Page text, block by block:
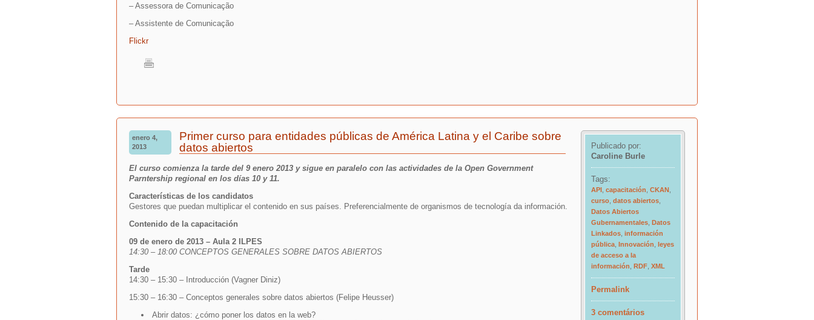
– Assessora de Comunicação
– Assistente de Comunicação
Flickr
enero 4,
2013
Primer curso para entidades públicas de América Latina y el Caribe sobre
datos abiertos
Publicado por:
Caroline Burle
Tags:
API capacitación CKAN
curso datos abiertos
Datos Abiertos
Gubernamentales Datos
Linkados información
pública Innovación leyes
de acceso a la
información RDF XML
Permalink
3 comentários
El curso comienza la tarde del 9 enero 2013 y sigue en paralelo con las actividades de la Open Government
Parntership regional en los días 10 y 11.
Características de los candidatos
Gestores que puedan multiplicar el contenido en sus países. Preferencialmente de organismos de tecnología da información.
Contenido de la capacitación
09 de enero de 2013 – Aula 2 ILPES
14:30 – 18:00 CONCEPTOS GENERALES SOBRE DATOS ABIERTOS
Tarde
14:30 – 15:30 – Introducción (Vagner Diniz)
15:30 – 16:30 – Conceptos generales sobre datos abiertos (Felipe Heusser)
Abrir datos: ¿cómo poner los datos en la web?